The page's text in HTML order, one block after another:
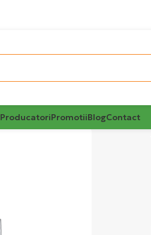
ProducatoriPromotiiBlogContact